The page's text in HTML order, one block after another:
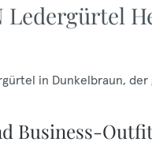
in Dunkelbraun,
Business-